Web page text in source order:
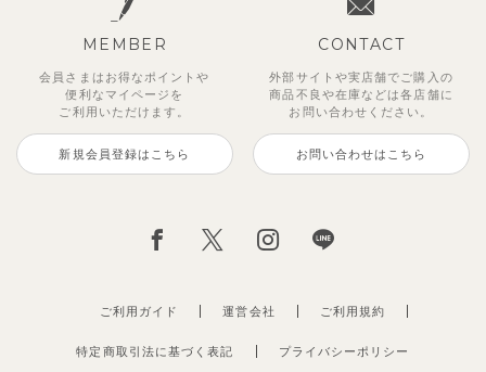
MEMBER
会員さまはお得なポイントや
便利な マイページを
ご利用いただけます。
新規会員登録はこちら
CONTACT
外部サイトや実店舗でご購入の
商品不良や在庫などは各店舗に
お問い合わせください。
お問い合わせはこちら
ご利用ガイド 運営会社
特定商取引法に基づく表記 プライバシーポリシー
ご利用規約